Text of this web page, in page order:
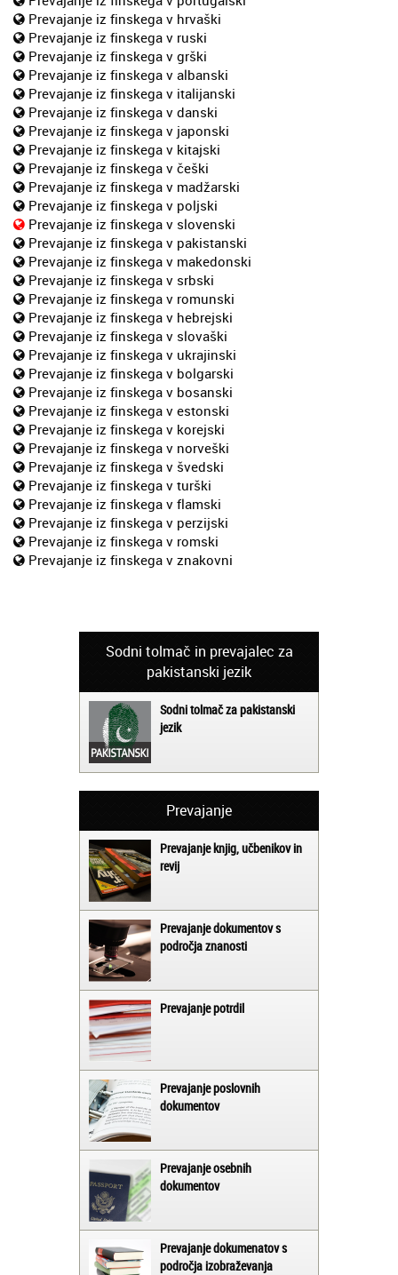
Prevajanje iz finskega v hrvaški
Prevajanje iz finskega v ruski
Prevajanje iz finskega v grški
Prevajanje iz finskega v albanski
Prevajanje iz finskega v italijanski
Prevajanje iz finskega v danski
Prevajanje iz finskega v japonski
Prevajanje iz finskega v kitajski
Prevajanje iz finskega v češki
Prevajanje iz finskega v madžarski
Prevajanje iz finskega v poljski
Prevajanje iz finskega v slovenski
Prevajanje iz finskega v pakistanski
Prevajanje iz finskega v makedonski
Prevajanje iz finskega v srbski
Prevajanje iz finskega v romunski
Prevajanje iz finskega v hebrejski
Prevajanje iz finskega v slovaški
Prevajanje iz finskega v ukrajinski
Prevajanje iz finskega v bolgarski
Prevajanje iz finskega v bosanski
Prevajanje iz finskega v estonski
Prevajanje iz finskega v korejski
Prevajanje iz finskega v norveški
Prevajanje iz finskega v švedski
Prevajanje iz finskega v turški
Prevajanje iz finskega v flamski
Prevajanje iz finskega v perzijski
Prevajanje iz finskega v romski
Prevajanje iz finskega v znakovni
Sodni tolmač in prevajalec za
pakistanski jezik
Sodni tolmač za pakistanski
jezik
Prevajanje
Prevajanje knjig, učbenikov in
revij
Prevajanje dokumentov s
področja znanosti
Prevajanje potrdil
Prevajanje poslovnih
dokumentov
Prevajanje osebnih
dokumentov
Prevajanje dokumenatov s
področja izobraževanja